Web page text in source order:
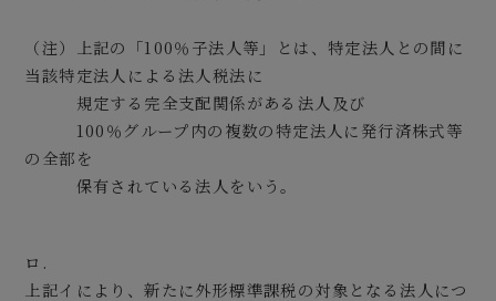
（注）上記の「100％子法人等」とは、特定法人との間に
当該特定法人による法人税法に
規定する完全支配関係がある法人及び
100％グループ内の複数の特定法人に発行済株式等
の全部を
保有されている法人をいう。
ロ.
上記イにより、新たに外形標準課税の対象となる法人につ